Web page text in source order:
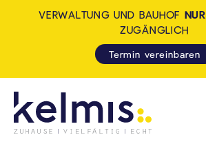
VERWALTUNG UND BAUHOF NUR
ZUGÄNGLICH
Termin vereinbaren